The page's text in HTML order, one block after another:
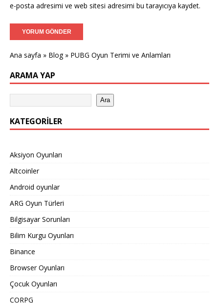
e-posta adresimi ve web sitesi adresimi bu tarayıcıya kaydet.
Ana sayfa » Blog» PUBG Oyun Terimi ve Anlamları
ARAMA YAP
Ara
KATEGORILER
Aksiyon Oyunları
Altcoinler
Android oyunlar
ARG Oyun Türleri
Bilgisayar Sorunları
Bilim Kurgu Oyunları
Binance
Browser Oyunları
Çocuk Oyunları
CORPG